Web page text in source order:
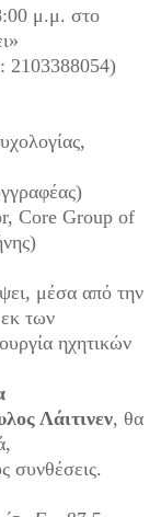
μ.μ. στο
2103388054)
Core Group of
μέσα από την
των
ηχητικών
Λάιτινεν, θα
συνθέσεις.